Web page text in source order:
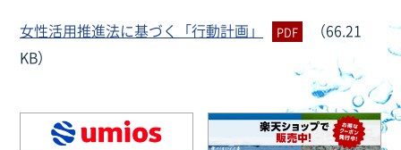
女性活用推進法に基づく「行動計画」 PDF
（66.21
KB）